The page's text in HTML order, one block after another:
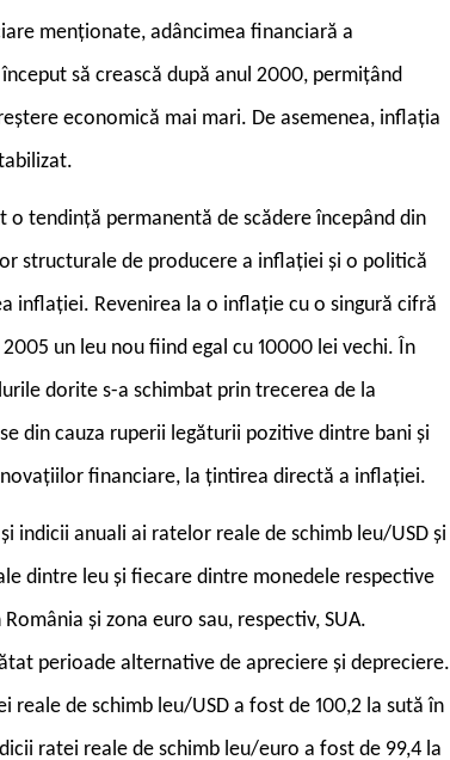
menționate, adâncimea financiară a
să crească după anul 2000, permițând
economică mai mari. De asemenea, inflația
o tendință permanentă de scădere începând din
structurale de producere a inflației și o politică
inflației. Revenirea la o inflație cu o singură cifră
un leu nou fiind egal cu 10000 lei vechi. În
dorite s-a schimbat prin trecerea de la
din cauza ruperii legăturii pozitive dintre bani și
financiare, la țintirea directă a inflației.
indicii anuali ai ratelor reale de schimb leu/USD și
dintre leu și fiecare dintre monedele respective
și zona euro sau, respectiv, SUA.
perioade alternative de apreciere și depreciere.
de schimb leu/USD a fost de 100,2 la sută în
ratei reale de schimb leu/euro a fost de 99,4 la